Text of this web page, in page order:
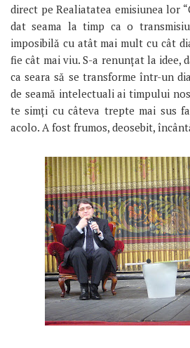
direct pe Realiatatea emisiunea lor
dat seama la timp ca o
imposibilă cu atât mai mult cu cât
fie cât mai viu. S-a renunțat la idee,
ca seara să se transforme într-un
de seamă intelectuali ai timpului
te simți cu câteva trepte mai sus
acolo. A fost frumos, deosebit,